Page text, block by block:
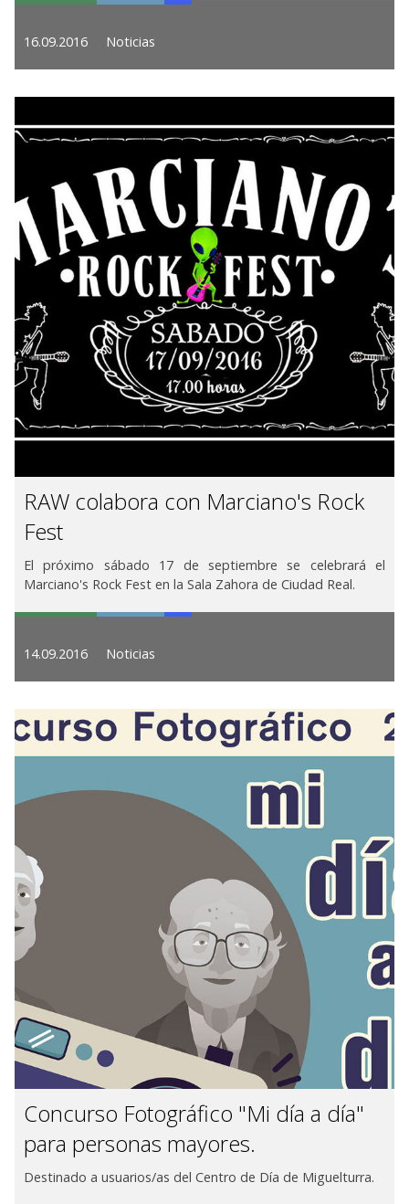
16.09.2016 Noticias
RAW colabora con Marciano's Rock
Fest
El próximo sábado 17 de septiembre se celebrará el
Marciano's Rock Fest en la Sala Zahora de Ciudad Real.
14.09.2016 Noticias
Concurso Fotográfico "Mi día a día"
para personas mayores.
Destinado a usuarios/as del Centro de Día de Miguelturra.